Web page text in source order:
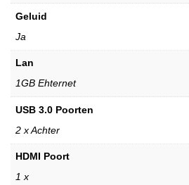
Geluid
Ja
Lan
1GB Ehternet
USB 3.0 Poorten
2 x Achter
HDMI Poort
1 x